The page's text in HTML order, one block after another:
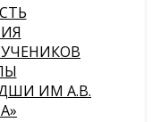
ИМ А.В.